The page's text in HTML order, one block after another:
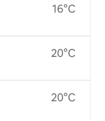
16°C
20°C
20°C